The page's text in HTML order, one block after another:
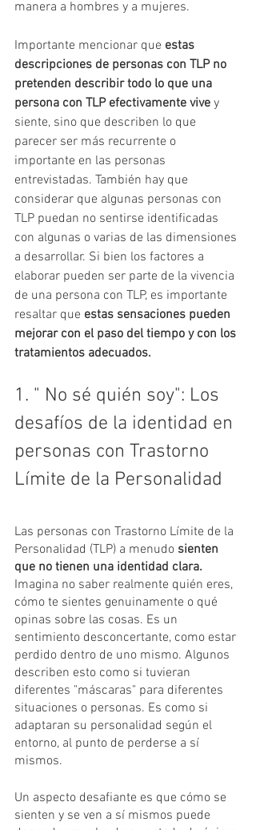
manera a hombres y a mujeres.
Importante mencionar que estas
descripciones de personas con TLP no
pretenden describir todo lo que una
persona con TLP efectivamente vive y
siente, sino que describen lo que
parecer ser más recurrente o
importante en las personas
entrevistadas. También hay que
considerar que algunas personas con
TLP puedan no sentirse identificadas
con algunas o varias de las dimensiones
a desarrollar. Si bien los factores a
elaborar pueden ser parte de la vivencia
de una persona con TLP, es importante
resaltar que estas sensaciones pueden
mejorar con el paso del tiempo y con los
tratamientos adecuados.
1. " No sé quién soy": Los
desafíos de la identidad en
personas con Trastorno
Límite de la Personalidad
Las personas con Trastorno Límite de la
Personalidad (TLP) a menudo sienten
que no tienen una identidad clara.
Imagina no saber realmente quién eres,
cómo te sientes genuinamente o qué
opinas sobre las cosas. Es un
sentimiento desconcertante, como estar
perdido dentro de uno mismo. Algunos
describen esto como si tuvieran
diferentes "máscaras" para diferentes
situaciones o personas. Es como si
adaptaran su personalidad según el
entorno, al punto de perderse a sí
mismos.
Un aspecto desafiante es que cómo se
sienten y se ven a sí mismos puede